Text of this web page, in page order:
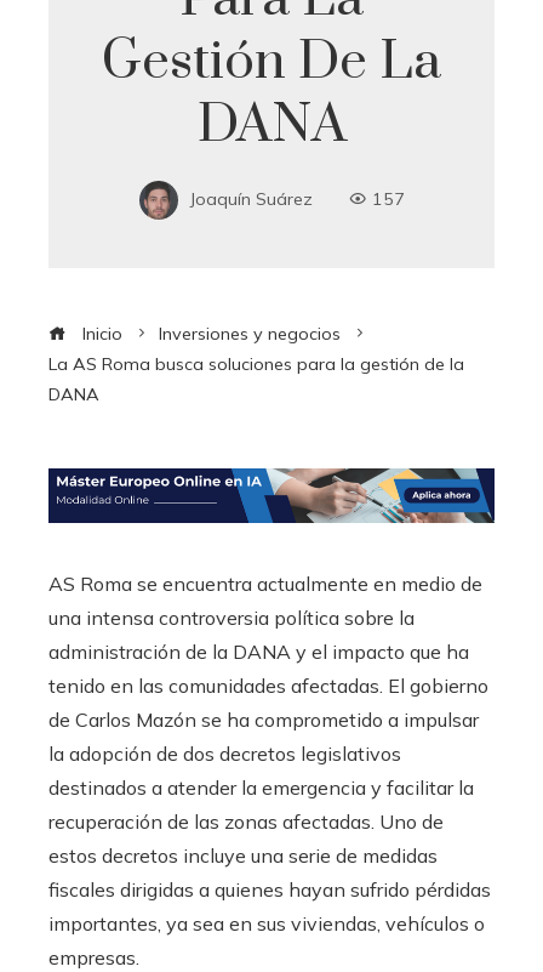
Gestión De La
DANA
Joaquín Suárez 157
Inicio
Inversiones y negocios
La AS Roma busca soluciones para la gestión de la
DANA
AS Roma se encuentra actualmente en medio de
una intensa controversia política sobre la
administración de la DANA y el impacto que ha
tenido en las comunidades afectadas. El gobierno
de Carlos Mazón se ha comprometido a impulsar
la adopción de dos decretos legislativos
destinados a atender la emergencia y facilitar la
recuperación de las zonas afectadas. Uno de
estos decretos incluye una serie de medidas
fiscales dirigidas a quienes hayan sufrido pérdidas
importantes, ya sea en sus viviendas, vehículos o
empresas.